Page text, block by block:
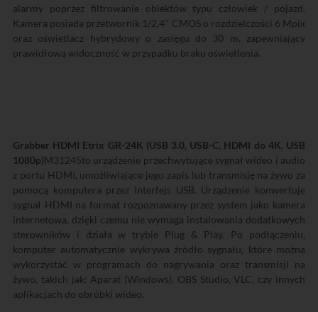
alarmy poprzez filtrowanie obiektów typu człowiek / pojazd.
Kamera posiada przetwornik 1/2,4" CMOS o rozdzielczości 6 Mpix
oraz oświetlacz hybrydowy o zasięgu do 30 m, zapewniający
prawidłową widoczność w przypadku braku oświetlenia.
Grabber HDMI Etrix GR-24K (USB 3.0, USB-C, HDMI do 4K, USB
1080p)M31245to urządzenie przechwytujące sygnał wideo i audio
z portu HDMI, umożliwiające jego zapis lub transmisję na żywo za
pomocą komputera przez interfejs USB. Urządzenie konwertuje
sygnał HDMI na format rozpoznawany przez system jako kamera
internetowa, dzięki czemu nie wymaga instalowania dodatkowych
sterowników i działa w trybie Plug & Play. Po podłączeniu,
komputer automatycznie wykrywa źródło sygnału, które można
wykorzystać w programach do nagrywania oraz transmisji na
żywo, takich jak: Aparat (Windows), OBS Studio, VLC, czy innych
aplikacjach do obróbki wideo.